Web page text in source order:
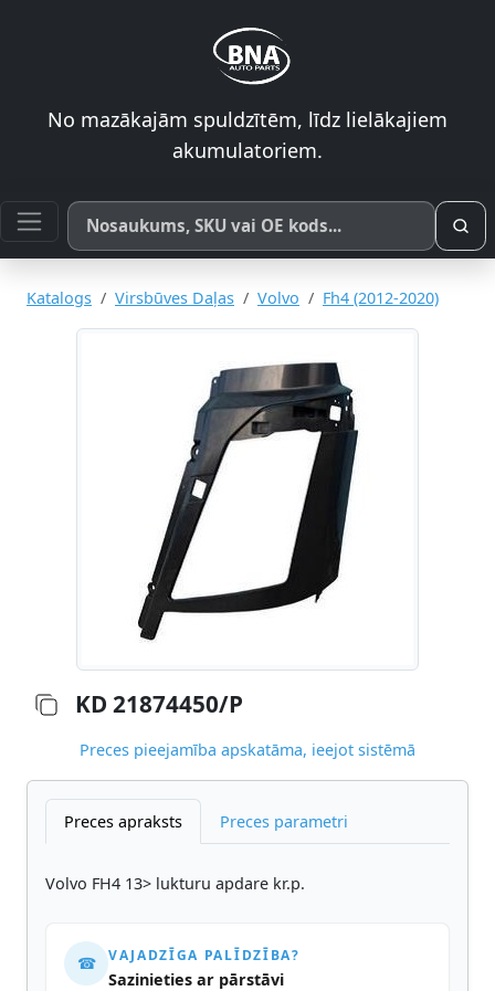
No mazākajām spuldzītēm, līdz lielākajiem
akumulatoriem.
Meklēt pēc produkta nosaukuma, SKU vai OE koda
Katalogs Virsbūves Daļas Volvo Fh4 (2012-2020)
KD 21874450/P
Preces pieejamība apskatāma, ieejot sistēmā
Preces apraksts Preces parametri
Volvo FH4 13> lukturu apdare kr.p.
☎ VAJADZĪGA PALĪDZĪBA?
Sazinieties ar pārstāvi